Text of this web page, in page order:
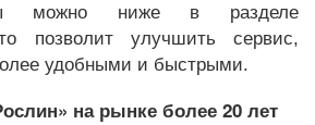
можно ниже в разделе
позволит улучшить сервис,
удобными и быстрыми.
на рынке более 20 лет